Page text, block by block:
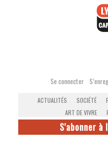
Se connecter
ACTUALITÉS SOCIÉTÉ
ART DE VIVRE
S'abonner